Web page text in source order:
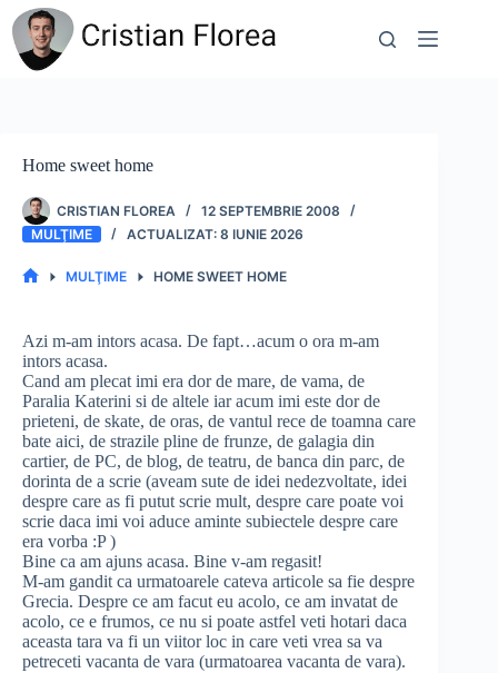
Sari
conținut
Home sweet home
CRISTIAN FLOREA
12 SEPTEMBRIE 2008
MULŢIME
8 IUNIE 2026
MULŢIME HOME SWEET HOME
Azi m-am intors acasa. De fapt…acum o ora m-am
intors acasa.
Cand am plecat imi era dor de mare, de vama, de
Paralia Katerini si de altele iar acum imi este dor de
prieteni, de skate, de oras, de vantul rece de toamna care
bate aici, de strazile pline de frunze, de galagia din
cartier, de PC, de blog, de teatru, de banca din parc, de
dorinta de a scrie (aveam sute de idei nedezvoltate, idei
despre care as fi putut scrie mult, despre care poate voi
scrie daca imi voi aduce aminte subiectele despre care
era vorba :P )
Bine ca am ajuns acasa. Bine v-am regasit!
M-am gandit ca urmatoarele cateva articole sa fie despre
Grecia. Despre ce am facut eu acolo, ce am invatat de
acolo, ce e frumos, ce nu si poate astfel veti hotari daca
aceasta tara va fi un viitor loc in care veti vrea sa va
petreceti vacanta de vara (urmatoarea vacanta de vara).